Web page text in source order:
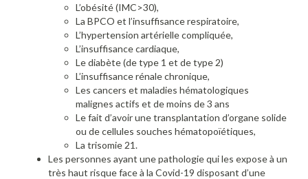
L’obésité (IMC>30),
La BPCO et l’insuffisance respiratoire,
L’hypertension artérielle compliquée,
L’insuffisance cardiaque,
Le diabète (de type 1 et de type 2)
L’insuffisance rénale chronique,
Les cancers et maladies hématologiques
malignes actifs et de moins de 3 ans
Le fait d’avoir une transplantation d’organe solide
ou de cellules souches hématopoïétiques,
La trisomie 21.
Les personnes ayant une pathologie qui les expose à un
très haut risque face à la Covid-19 disposant d’une